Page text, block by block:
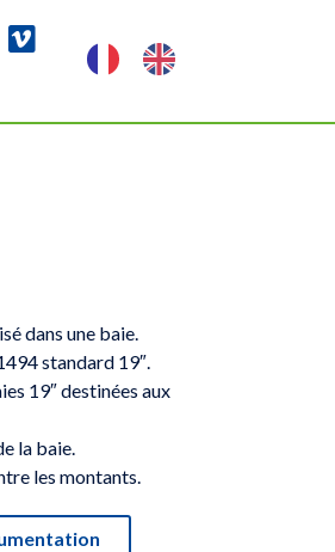
dans une baie.
standard 19″.
19″ destinées aux
la baie.
les montants.